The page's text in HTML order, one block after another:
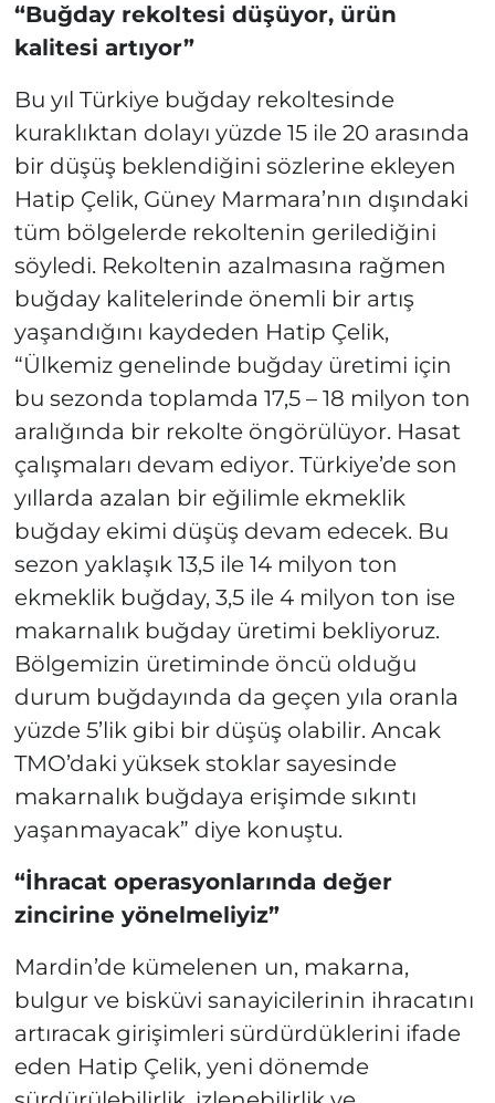
“Buğday rekoltesi düşüyor, ürün
kalitesi artıyor”
Bu yıl Türkiye buğday rekoltesinde
kuraklıktan dolayı yüzde 15 ile 20 arasında
bir düşüş beklendiğini sözlerine ekleyen
Hatip Çelik, Güney Marmara’nın dışındaki
tüm bölgelerde rekoltenin gerilediğini
söyledi. Rekoltenin azalmasına rağmen
buğday kalitelerinde önemli bir artış
yaşandığını kaydeden Hatip Çelik,
“Ülkemiz genelinde buğday üretimi için
bu sezonda toplamda 17,5 – 18 milyon ton
aralığında bir rekolte öngörülüyor. Hasat
çalışmaları devam ediyor. Türkiye’de son
yıllarda azalan bir eğilimle ekmeklik
buğday ekimi düşüş devam edecek. Bu
sezon yaklaşık 13,5 ile 14 milyon ton
ekmeklik buğday, 3,5 ile 4 milyon ton ise
makarnalık buğday üretimi bekliyoruz.
Bölgemizin üretiminde öncü olduğu
durum buğdayında da geçen yıla oranla
yüzde 5’lik gibi bir düşüş olabilir. Ancak
TMO’daki yüksek stoklar sayesinde
makarnalık buğdaya erişimde sıkıntı
yaşanmayacak” diye konuştu.
“İhracat operasyonlarında değer
zincirine yönelmeliyiz”
Mardin’de kümelenen un, makarna,
bulgur ve bisküvi sanayicilerinin ihracatını
artıracak girişimleri sürdürdüklerini ifade
eden Hatip Çelik, yeni dönemde